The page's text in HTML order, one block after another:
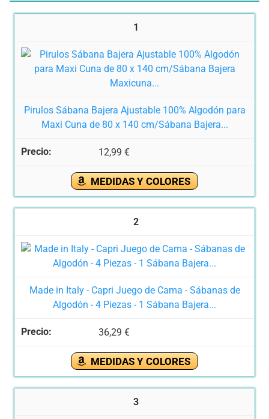
1
Pirulos Sábana Bajera Ajustable 100% Algodón para
Maxi Cuna de 80 x 140 cm/Sábana Bajera...
12,99 €
MEDIDAS Y COLORES
2
Made in Italy - Capri Juego de Cama - Sábanas de
Algodón - 4 Piezas - 1 Sábana Bajera...
36,29 €
MEDIDAS Y COLORES
3